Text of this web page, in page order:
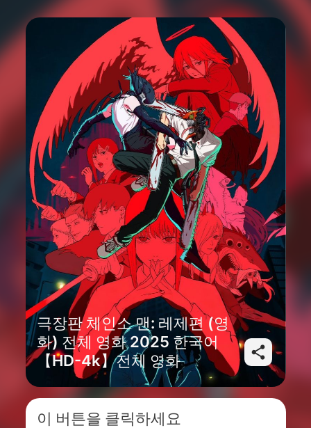
극장판 체인소 맨: 레제편 (영
화) 전체 영화 2025 한국어
【HD-4k】전체 영화
이 버튼을 클릭하세요